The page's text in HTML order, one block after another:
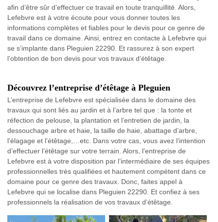
afin d’être sûr d’effectuer ce travail en toute tranquillité. Alors,
Lefebvre est à votre écoute pour vous donner toutes les
informations complètes et fiables pour le devis pour ce genre de
travail dans ce domaine. Ainsi, entrez en contacte à Lefebvre qui
se s’implante dans Pleguien 22290. Et rassurez à son expert
l’obtention de bon devis pour vos travaux d’étêtage.
Découvrez l’entreprise d’étêtage à Pleguien
L’entreprise de Lefebvre est spécialisée dans le domaine des
travaux qui sont liés au jardin et à l’arbre tel que : la tonte et
réfection de pelouse, la plantation et l’entretien de jardin, la
dessouchage arbre et haie, la taille de haie, abattage d’arbre,
l’élagage et l’étêtage,…etc. Dans votre cas, vous avez l’intention
d’effectuer l’étêtage sur votre terrain. Alors, l’entreprise de
Lefebvre est à votre disposition par l’intermédiaire de ses équipes
professionnelles très qualifiées et hautement compétent dans ce
domaine pour ce genre des travaux. Donc, faites appel à
Lefebvre qui se localise dans Pleguien 22290. Et confiez à ses
professionnels la réalisation de vos travaux d’étêtage.